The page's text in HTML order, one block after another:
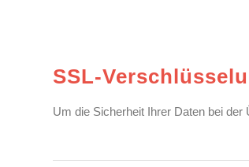
SSL-
Um die Sicherheit Ihrer Daten bei